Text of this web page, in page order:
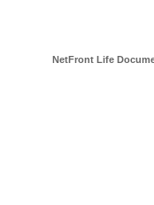
NetFront Life